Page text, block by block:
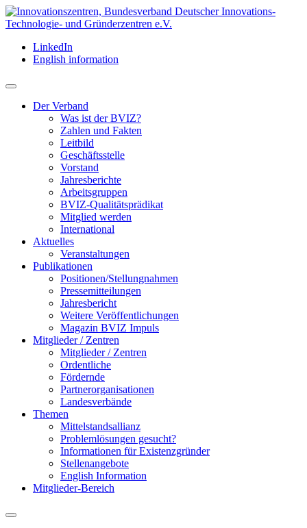
LinkedIn
English information
Der Verband
Was ist der BVIZ?
Zahlen und Fakten
Leitbild
Geschäftsstelle
Vorstand
Jahresberichte
Arbeitsgruppen
BVIZ-Qualitätsprädikat
Mitglied werden
International
Aktuelles
Veranstaltungen
Publikationen
Positionen/Stellungnahmen
Pressemitteilungen
Jahresbericht
Weitere Veröffentlichungen
Magazin BVIZ Impuls
Mitglieder / Zentren
Mitglieder / Zentren
Ordentliche
Fördernde
Partnerorganisationen
Landesverbände
Themen
Mittelstandsallianz
Problemlösungen gesucht?
Informationen für Existenzgründer
Stellenangebote
English Information
Mitglieder-Bereich